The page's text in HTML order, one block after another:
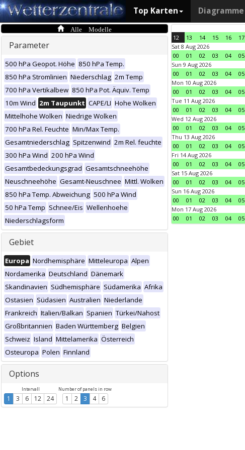
Top Karten Diagramme
Alle Modelle
Parameter
500 hPa Geopot. Höhe 850 hPa Temp.
850 hPa Stromlinien Niederschlag 2m Temp
700 hPa Vertikalbew 850 hPa Pot. Äquiv. Temp
10m Wind 2m Taupunkt CAPE/LI Hohe Wolken
Mittelhohe Wolken Niedrige Wolken
700 hPa Rel. Feuchte Min/Max Temp.
Gesamtniederschlag Spitzenwind 2m Rel. feuchte
300 hPa Wind 200 hPa Wind
Gesamtbedeckungsgrad Gesamtschneehöhe
Neuschneehöhe Gesamt-Neuschnee Mittl. Wolken
850 hPa Temp. Abweichung 500 hPa Wind
50 hPa Temp Schnee/Eis Wellenhoehe
Niederschlagsform
Gebiet
Europa Nordhemisphäre Mitteleuropa Alpen
Nordamerika Deutschland Dänemark
Skandinavien Südhemisphäre Südamerika Afrika
Ostasien Südasien Australien Niederlande
Frankreich Italien/Balkan Spanien Türkei/Nahost
Großbritannien Baden Württemberg Belgien
Schweiz Island Mittelamerika Österreich
Osteuropa Polen Finnland
Options
Intervall
1 3 6 12 24
Number of panels in row
1 2 3 4 6
12 13 14 15 16 17
Sat 8 Aug 2026
00
01 02 03 04 05
Sun 9 Aug 2026
00
01 02 03 04 05
Mon 10 Aug 2026
00
01 02 03 04 05
Tue 11 Aug 2026
00
01 02 03 04 05
Wed 12 Aug 2026
00
01 02 03 04 05
Thu 13 Aug 2026
00
01 02 03 04 05
Fri 14 Aug 2026
00
01 02 03 04 05
Sat 15 Aug 2026
00
01 02 03 04 05
Sun 16 Aug 2026
00
01 02 03 04 05
Mon 17 Aug 2026
00
01 02 03 04 05